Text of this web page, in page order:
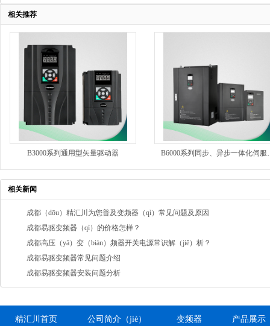
相关推荐
B3000系列通用型矢量驱动器 B6000
相关新闻
成都（dōu）精汇川为您普及变频器（qì）常见问题及原因
成都易驱变频器（qì）的价格怎样？
成都高压（yā）变（biàn）频器开关电源常识解（jiě）析？
成都易驱变频器常见问题介绍
成都易驱变频器安装问题分析
精汇川首页 公司简介（jiè） 变频器 产品展示